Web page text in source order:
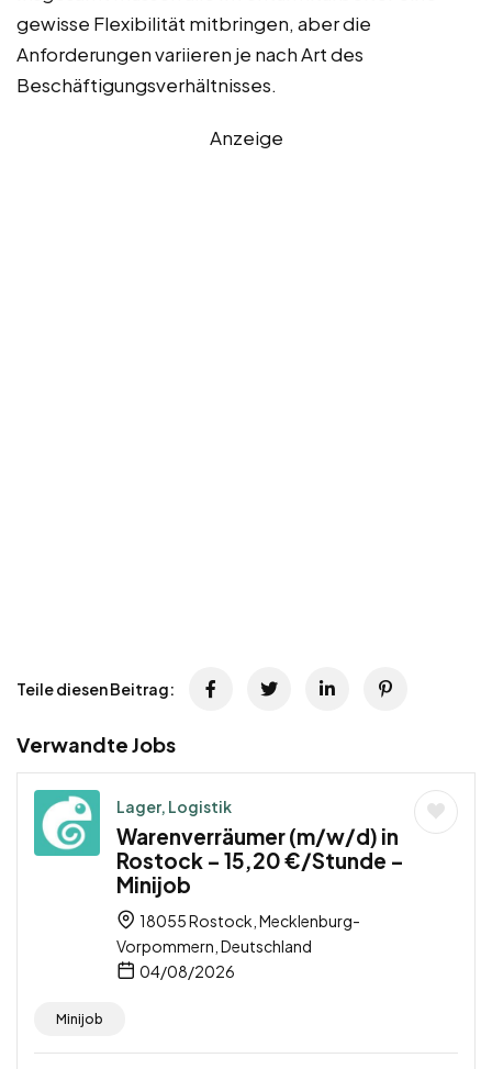
gewisse Flexibilität mitbringen, aber die
Anforderungen variieren je nach Art des
Beschäftigungsverhältnisses.
Anzeige
Teile diesen Beitrag:
Verwandte Jobs
Lager, Logistik
Warenverräumer (m/w/d) in
Rostock – 15,20 €/Stunde –
Minijob
18055 Rostock, Mecklenburg-
Vorpommern, Deutschland
04/08/2026
Minijob